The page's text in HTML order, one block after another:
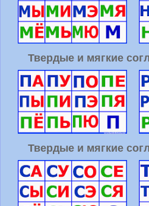
Твердые и мягкие
Твердые и мягкие